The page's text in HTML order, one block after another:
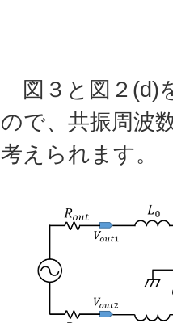
図３と図２(d)
ので、共振周波
考えられます。